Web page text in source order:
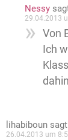
Nessy
29.04.2013
Von
Ich
lihabiboun
26.04.2013 um